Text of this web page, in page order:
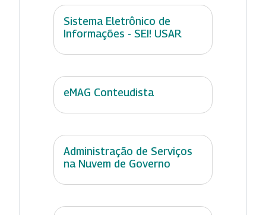
Sistema Eletrônico de
Informações - SEI! USAR
eMAG Conteudista
Administração de Serviços
na Nuvem de Governo